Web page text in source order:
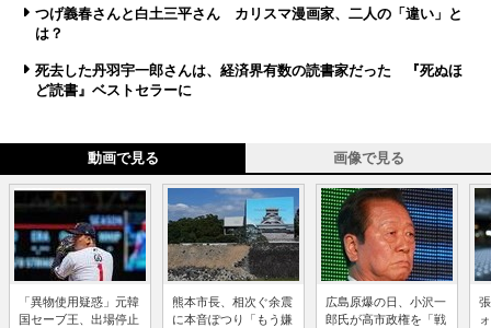
つげ義春さんと白土三平さん カリスマ漫画家、二人の「違い」と
は？
死去した丹羽宇一郎さんは、経済界有数の読書家だった 『死ぬほ
ど読書』ベストセラーに
動画で見る 画像で見る
「異物使用疑惑」元韓
国セーブ王、出場停止
熊本市長、相次ぐ余震
に本音ぽつり「もう嫌
広島原爆の日、小沢一
郎氏が高市政権を「戦